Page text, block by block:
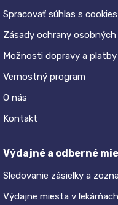
Spracovať súhlas s cookies
Zásady ochrany
Možnosti dopravy a platby
Vernostný program
O nás
Kontakt
Výdajné a odberné
Sledovanie zásielky a
Výdajne miesta v